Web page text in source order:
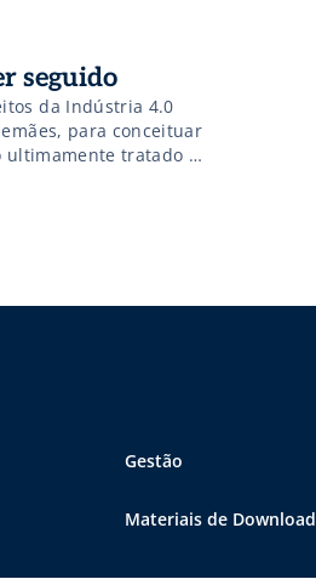
seguido
da Indústria 4.0
para conceituar
ultimamente tratado e
técnicas. Estes
empresas de […]
Gestão
Materiais de Download